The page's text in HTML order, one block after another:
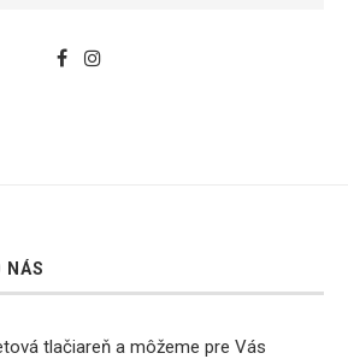
NÁS
tlačiareň a môžeme pre Vás